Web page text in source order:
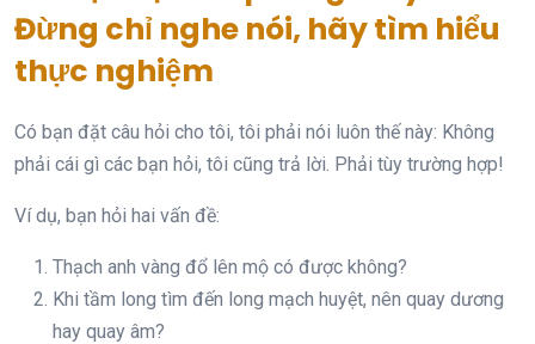
Đừng chỉ nghe nói, hãy tìm hiểu
thực nghiệm
Có bạn đặt câu hỏi cho tôi, tôi phải nói luôn thế này: Không
phải cái gì các bạn hỏi, tôi cũng trả lời. Phải tùy trường hợp!
Ví dụ, bạn hỏi hai vấn đề:
Thạch anh vàng đổ lên mộ có được không?
Khi tầm long tìm đến long mạch huyệt, nên quay dương
hay quay âm?